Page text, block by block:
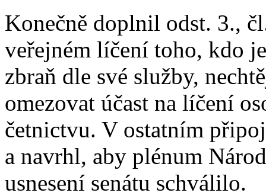
Konečně doplnil odst. 3.,
veřejném líčení toho, kdo
zbraň dle své služby,
omezovat účast na líčení
četnictvu. V ostatním
a navrhl, aby plénum
usnesení senátu schválilo.